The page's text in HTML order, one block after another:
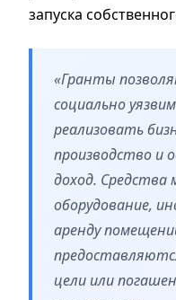
запуска
«Гранты
социально
реализовать
производство и
доход.
оборудование,
аренду
цели или